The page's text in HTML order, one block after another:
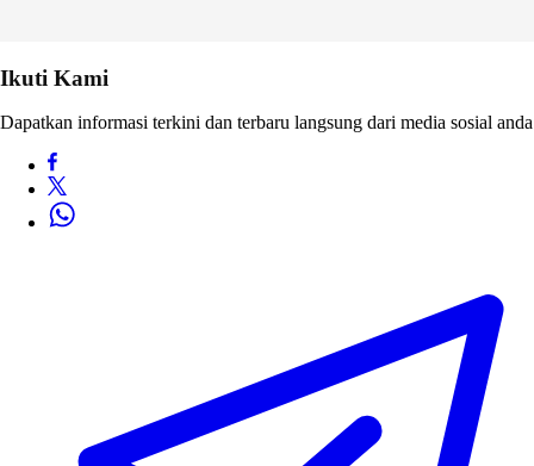
Ikuti Kami
Dapatkan informasi terkini dan terbaru langsung dari media sosial anda